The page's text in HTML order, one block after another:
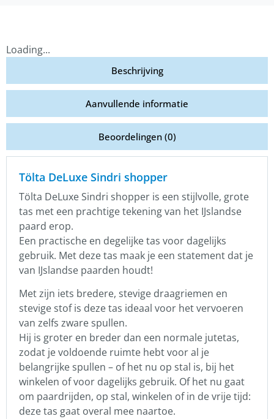
Loading...
Beschrijving
Aanvullende informatie
Beoordelingen (0)
Tölta DeLuxe Sindri shopper
Tölta DeLuxe Sindri shopper is een stijlvolle, grote
tas met een prachtige tekening van het IJslandse
paard erop.
Een practische en degelijke tas voor dagelijks
gebruik. Met deze tas maak je een statement dat je
van IJslandse paarden houdt!
Met zijn iets bredere, stevige draagriemen en
stevige stof is deze tas ideaal voor het vervoeren
van zelfs zware spullen.
Hij is groter en breder dan een normale jutetas,
zodat je voldoende ruimte hebt voor al je
belangrijke spullen – of het nu op stal is, bij het
winkelen of voor dagelijks gebruik. Of het nu gaat
om paardrijden, op stal, winkelen of in de vrije tijd:
deze tas gaat overal mee naartoe.